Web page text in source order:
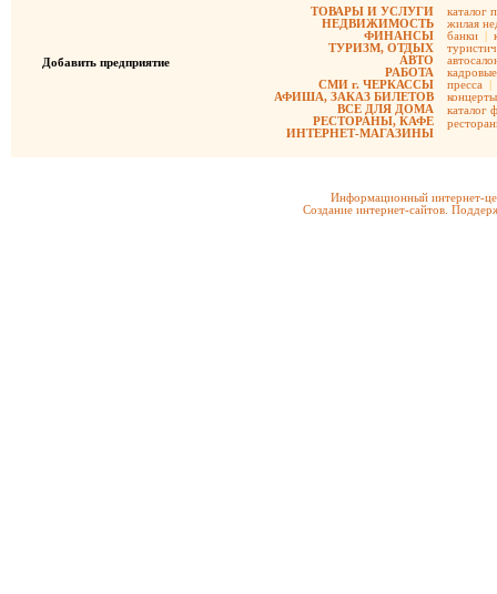
Добавить предприятие
ТОВАРЫ И УСЛУГИ
НЕДВИЖИМОСТЬ
ФИНАНСЫ
ТУРИЗМ, ОТДЫХ
АВТО
РАБОТА
СМИ г. ЧЕРКАССЫ
АФИША, ЗАКАЗ БИЛЕТОВ
ВСЕ ДЛЯ ДОМА
РЕСТОРАНЫ, КАФЕ
ИНТЕРНЕТ-МАГАЗИНЫ
каталог
жилая
банки |
пресса |
концерты
каталог
Информационный интернет-
Создание интернет-сайтов.